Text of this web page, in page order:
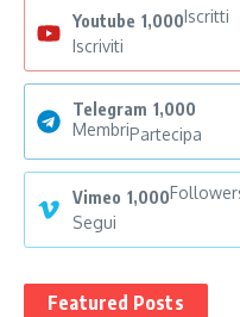
Youtube 1,000Iscritti
Iscriviti
Telegram 1,000
MembriPartecipa
Vimeo 1,000
Segui
Featured Posts